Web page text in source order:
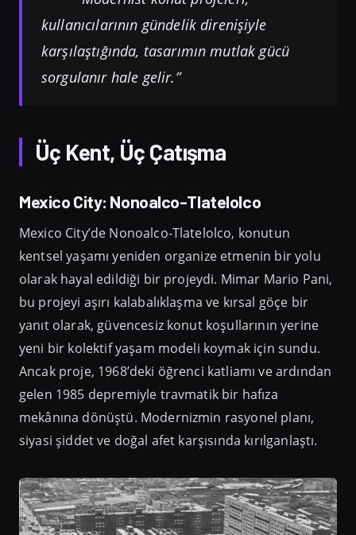
kullanıcılarının gündelik direnişiyle
karşılaştığında, tasarımın mutlak gücü
sorgulanır hale gelir.”
Üç Kent, Üç Çatışma
Mexico City: Nonoalco-Tlatelolco
Mexico City’de Nonoalco-Tlatelolco, konutun
kentsel yaşamı yeniden organize etmenin bir yolu
olarak hayal edildiği bir projeydi. Mimar Mario Pani,
bu projeyi aşırı kalabalıklaşma ve kırsal göçe bir
yanıt olarak, güvencesiz konut koşullarının yerine
yeni bir kolektif yaşam modeli koymak için sundu.
Ancak proje, 1968’deki öğrenci katliamı ve ardından
gelen 1985 depremiyle travmatik bir hafıza
mekânına dönüştü. Modernizmin rasyonel planı,
siyasi şiddet ve doğal afet karşısında kırılganlaştı.